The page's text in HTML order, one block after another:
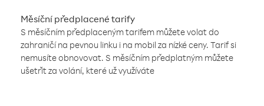
Měsíční předplacené tarify
S měsíčním předplaceným tarifem můžete volat do
zahraničí na pevnou linku i na mobil za nízké ceny. Tarif si
nemusíte obnovovat. S měsíčním předplatným můžete
ušetřit za volání, které už využíváte